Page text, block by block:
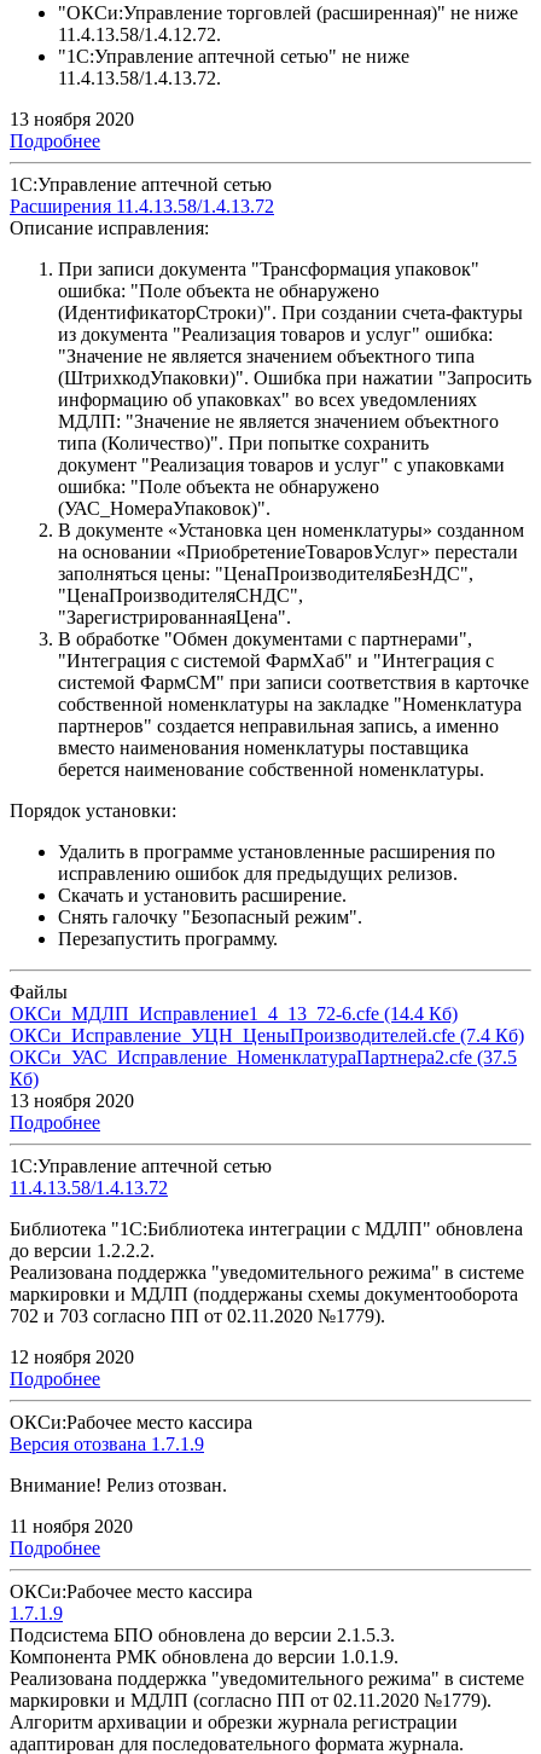
"ОКСи:Управление торговлей (расширенная)" не ниже
11.4.13.58/1.4.12.72.
"1С:Управление аптечной сетью" не ниже
11.4.13.58/1.4.13.72.
13 ноября 2020
Подробнее
1С:Управление аптечной сетью
Расширения 11.4.13.58/1.4.13.72
Описание исправления:
При записи документа "Трансформация упаковок"
ошибка: "Поле объекта не обнаружено
(ИдентификаторСтроки)". При создании счета-фактуры
из документа "Реализация товаров и услуг" ошибка:
"Значение не является значением объектного типа
(ШтрихкодУпаковки)". Ошибка при нажатии "Запросить
информацию об упаковках" во всех уведомлениях
МДЛП: "Значение не является значением объектного
типа (Количество)". При попытке сохранить
документ "Реализация товаров и услуг" с упаковками
ошибка: "Поле объекта не обнаружено
(УАС_НомераУпаковок)".
В документе «Установка цен номенклатуры» созданном
на основании «ПриобретениеТоваровУслуг» перестали
заполняться цены: "ЦенаПроизводителяБезНДС",
"ЦенаПроизводителяСНДС",
"ЗарегистрированнаяЦена".
В обработке "Обмен документами с партнерами",
"Интеграция с системой ФармХаб" и "Интеграция с
системой ФармСМ" при записи соответствия в карточке
собственной номенклатуры на закладке "Номенклатура
партнеров" создается неправильная запись, а именно
вместо наименования номенклатуры поставщика
берется наименование собственной номенклатуры.
Порядок установки:
Удалить в программе установленные расширения по
исправлению ошибок для предыдущих релизов.
Скачать и установить расширение.
Снять галочку "Безопасный режим".
Перезапустить программу.
Файлы
ОКСи_МДЛП_Исправление1_4_13_72-6.cfe (14.4 Кб)
ОКСи_Исправление_УЦН_ЦеныПроизводителей.cfe (7.4 Кб)
ОКСи_УАС_Исправление_НоменклатураПартнера2.cfe (37.5
Кб)
13 ноября 2020
Подробнее
1С:Управление аптечной сетью
11.4.13.58/1.4.13.72
Библиотека "1С:Библиотека интеграции с МДЛП" обновлена
до версии 1.2.2.2.
Реализована поддержка "уведомительного режима" в системе
маркировки и МДЛП (поддержаны схемы документооборота
702 и 703 согласно ПП от 02.11.2020 №1779).
12 ноября 2020
Подробнее
ОКСи:Рабочее место кассира
Версия отозвана 1.7.1.9
Внимание! Релиз отозван.
11 ноября 2020
Подробнее
ОКСи:Рабочее место кассира
1.7.1.9
Подсистема БПО обновлена до версии 2.1.5.3.
Компонента РМК обновлена до версии 1.0.1.9.
Реализована поддержка "уведомительного режима" в системе
маркировки и МДЛП (согласно ПП от 02.11.2020 №1779).
Алгоритм архивации и обрезки журнала регистрации
адаптирован для последовательного формата журнала.